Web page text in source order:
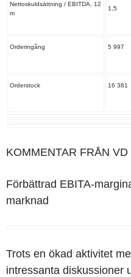
Nettoskuldsättning / EBITDA, 12
m
1,5
Orderingång 5 997
Orderstock 16 381
KOMMENTAR FRÅN VD
Förbättrad EBITA-
marknad
Trots en ökad aktivitet
intressanta diskussioner